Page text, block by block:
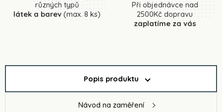
různých typů
látek a barev (max. 8 ks)
Při objednávce nad
2500Kč dopravu
zaplatíme za vás
Popis produktu
Návod na zaměření